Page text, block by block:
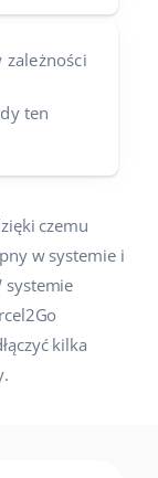
zależności
ten
czemu
w systemie i
systemie
kilka